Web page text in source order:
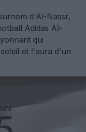
d'Al-Nassr,
Adidas Al-
qui
et l'aura d'un